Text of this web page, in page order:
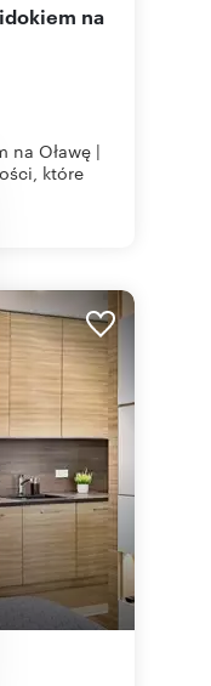
na Oławę |
które